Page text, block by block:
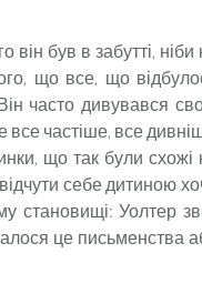
він був в забутті, ніби
що все, що
часто дивувався
все частіше, все
що так були схожі
себе дитиною
становищі: Уолтер
це письменства